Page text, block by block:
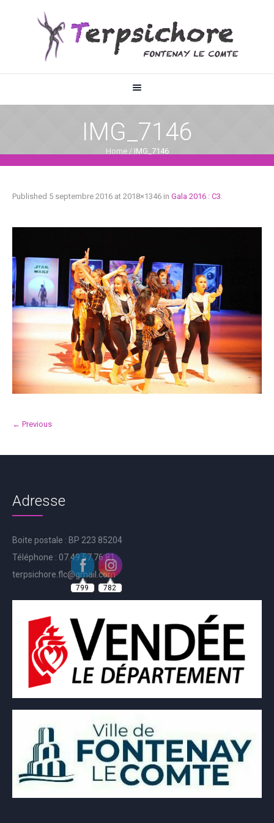
IMG_7146
Home / IMG_7146
Published 5 septembre 2016 at 2018×1346 in Gala 2016 : C3.
← Previous
Adresse
Boite postale : BP 223 85204
Téléphone : 07.49.57.76.81
terpsichore.flc@gmail.com
799 782